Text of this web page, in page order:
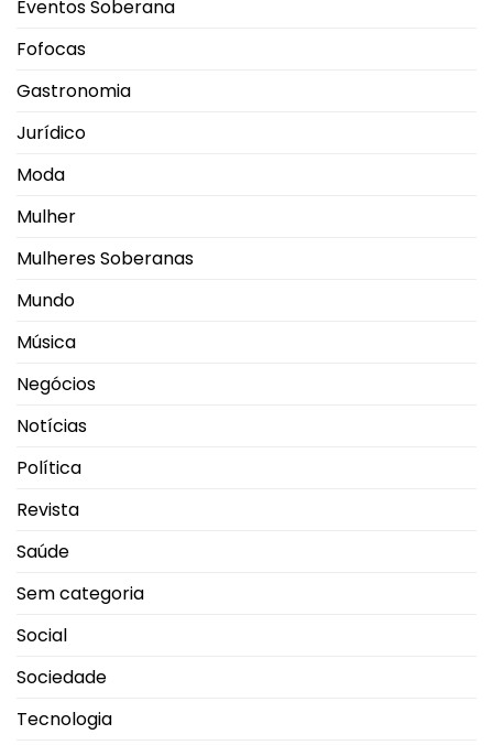
Eventos Soberana
Fofocas
Gastronomia
Jurídico
Moda
Mulher
Mulheres Soberanas
Mundo
Música
Negócios
Notícias
Política
Revista
Saúde
Sem categoria
Social
Sociedade
Tecnologia